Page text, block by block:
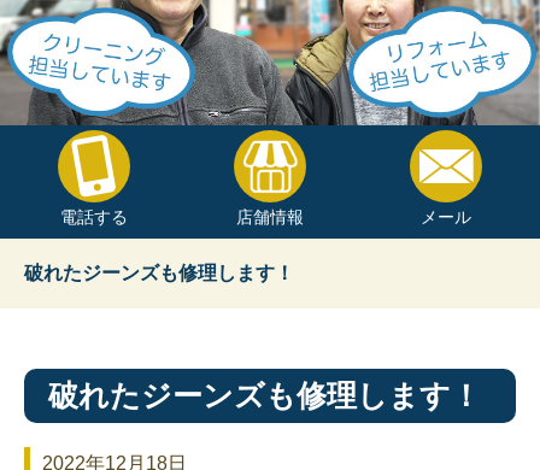
電話する 店舗情報 メール
破れたジーンズも修理します！
破れたジーンズも修理します！
2022年12月18日